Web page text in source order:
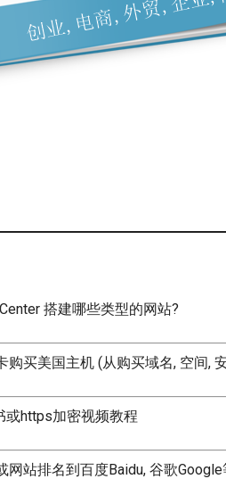
搭建哪些类型的网站?
购买美国主机 (从购买域名, 空间,
或https加密视频教程
站排名到百度Baidu, 谷歌Google